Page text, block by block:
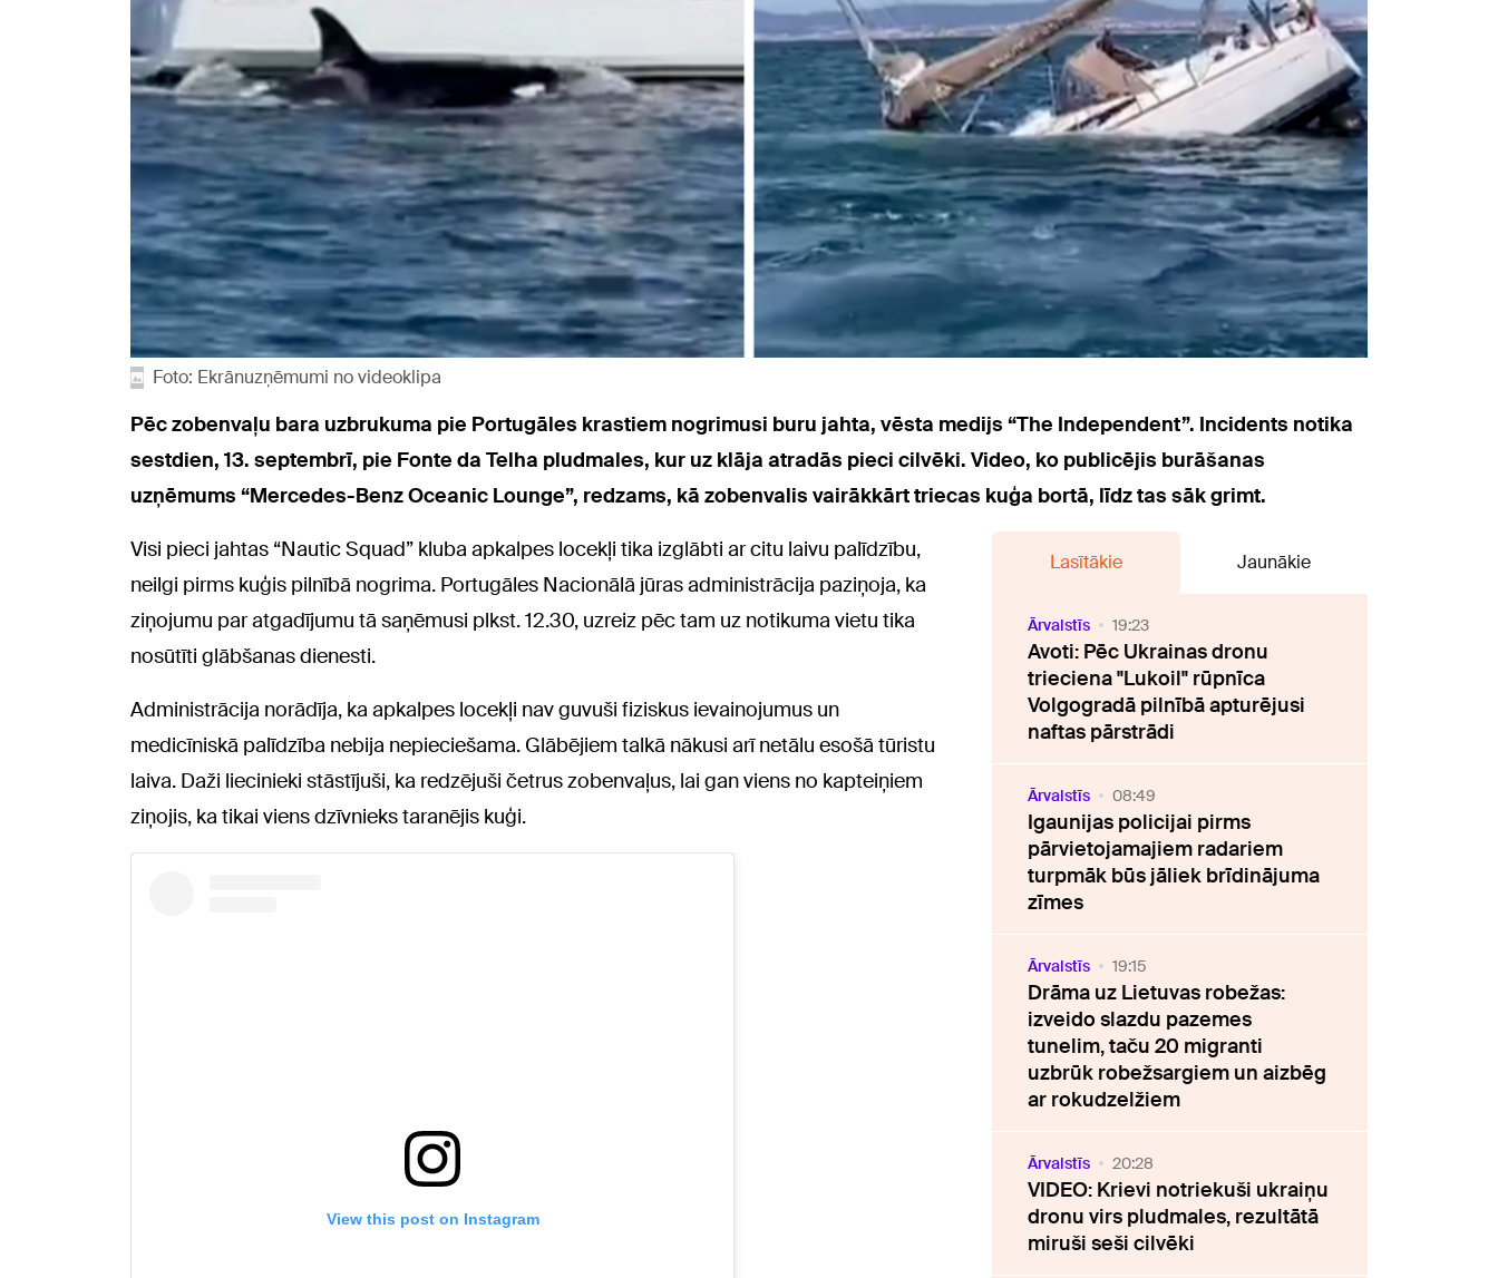
Foto: Ekrānuzņēmumi no videoklipa
Pēc zobenvaļu bara uzbrukuma pie Portugāles krastiem nogrimusi buru jahta, vēsta medijs “The Independent”. Incidents notika
sestdien, 13. septembrī, pie Fonte da Telha pludmales, kur uz klāja atradās pieci cilvēki. Video, ko publicējis burāšanas
uzņēmums “Mercedes-Benz Oceanic Lounge”, redzams, kā zobenvalis vairākkārt triecas kuģa bortā, līdz tas sāk grimt.
Visi pieci jahtas “Nautic Squad” kluba apkalpes locekļi tika izglābti ar citu laivu palīdzību,
neilgi pirms kuģis pilnībā nogrima. Portugāles Nacionālā jūras administrācija paziņoja, ka
ziņojumu par atgadījumu tā saņēmusi plkst. 12.30, uzreiz pēc tam uz notikuma vietu tika
nosūtīti glābšanas dienesti.
Administrācija norādīja, ka apkalpes locekļi nav guvuši fiziskus ievainojumus un
medicīniskā palīdzība nebija nepieciešama. Glābējiem talkā nākusi arī netālu esošā tūristu
laiva. Daži liecinieki stāstījuši, ka redzējuši četrus zobenvaļus, lai gan viens no kapteiņiem
ziņojis, ka tikai viens dzīvnieks taranējis kuģi.
Lasītākie Jaunākie
Ārvalstīs 19:23
Avoti: Pēc Ukrainas dronu
trieciena "Lukoil" rūpnīca
Volgogradā pilnībā apturējusi
naftas pārstrādi
Ārvalstīs 08:49
Igaunijas policijai pirms
pārvietojamajiem radariem
turpmāk būs jāliek brīdinājuma
zīmes
Ārvalstīs 19:15
Drāma uz Lietuvas robežas:
izveido slazdu pazemes
tunelim, taču 20 migranti
uzbrūk robežsargiem un aizbēg
ar rokudzelžiem
Ārvalstīs 20:28
VIDEO: Krievi notriekuši ukraiņu
dronu virs pludmales, rezultātā
miruši seši cilvēki